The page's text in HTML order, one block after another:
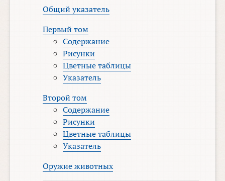
Общий указатель
Первый том
Содержание
Рисунки
Цветные таблицы
Указатель
Второй том
Содержание
Рисунки
Цветные таблицы
Указатель
Оружие животных